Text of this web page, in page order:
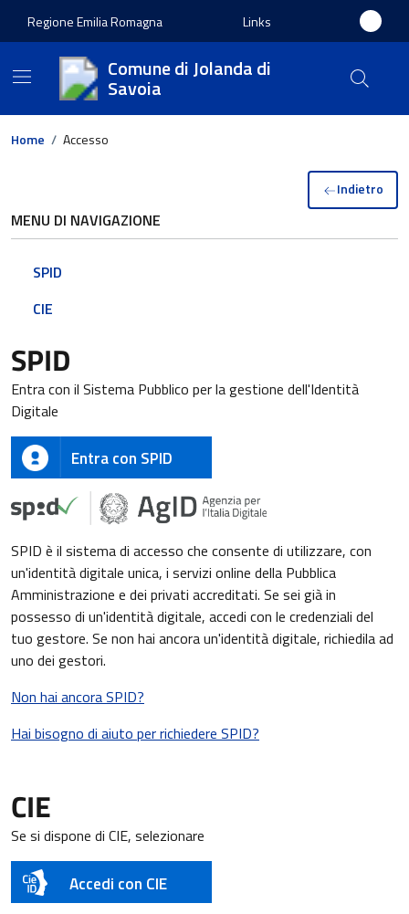
Regione Emilia Romagna Links
Comune di Jolanda di
Savoia
Home / Accesso
Indietro
MENU DI NAVIGAZIONE
SPID
CIE
SPID
Entra con il Sistema Pubblico per la gestione dell'Identità
Digitale
Entra con SPID
SPID è il sistema di accesso che consente di utilizzare, con
un'identità digitale unica, i servizi online della Pubblica
Amministrazione e dei privati accreditati. Se sei già in
possesso di un'identità digitale, accedi con le credenziali del
tuo gestore. Se non hai ancora un'identità digitale, richiedila ad
uno dei gestori.
Non hai ancora SPID?
Hai bisogno di aiuto per richiedere SPID?
CIE
Se si dispone di CIE, selezionare
Accedi con CIE